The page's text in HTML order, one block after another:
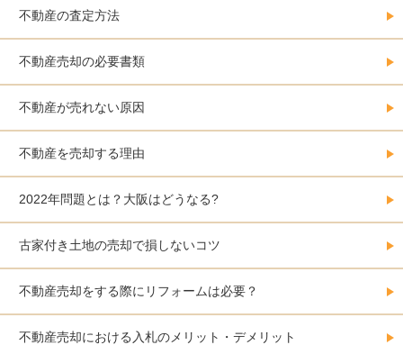
不動産の査定方法
不動産売却の必要書類
不動産が売れない原因
不動産を売却する理由
2022年問題とは？大阪はどうなる?
古家付き土地の売却で損しないコツ
不動産売却をする際にリフォームは必要？
不動産売却における入札のメリット・デメリット